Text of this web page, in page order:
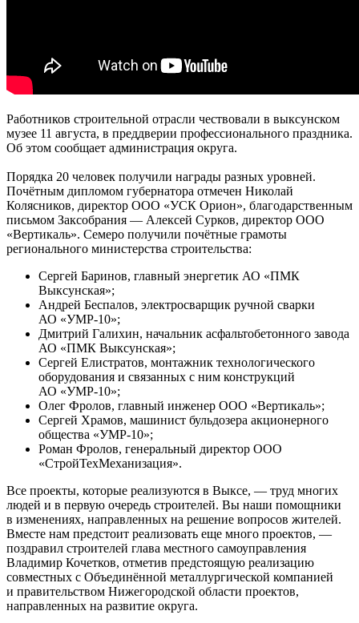
Работников строительной отрасли чествовали в выксунском
музее 11 августа, в преддверии профессионального праздника.
Об этом сообщает администрация округа.
Порядка 20 человек получили награды разных уровней.
Почётным дипломом губернатора отмечен Николай
Колясников, директор ООО «УСК Орион», благодарственным
письмом Заксобрания — Алексей Сурков, директор ООО
«Вертикаль». Семеро получили почётные грамоты
регионального министерства строительства:
Сергей Баринов, главный энергетик АО «ПМК
Выксунская»;
Андрей Беспалов, электросварщик ручной сварки
АО «УМР-10»;
Дмитрий Галихин, начальник асфальтобетонного завода
АО «ПМК Выксунская»;
Сергей Елистратов, монтажник технологического
оборудования и связанных с ним конструкций
АО «УМР-10»;
Олег Фролов, главный инженер ООО «Вертикаль»;
Сергей Храмов, машинист бульдозера акционерного
общества «УМР-10»;
Роман Фролов, генеральный директор ООО
«СтройТехМеханизация».
Все проекты, которые реализуются в Выксе, — труд многих
людей и в первую очередь строителей. Вы наши помощники
в изменениях, направленных на решение вопросов жителей.
Вместе нам предстоит реализовать еще много проектов, —
поздравил строителей глава местного самоуправления
Владимир Кочетков, отметив предстоящую реализацию
совместных с Объединённой металлургической компанией
и правительством Нижегородской области проектов,
направленных на развитие округа.